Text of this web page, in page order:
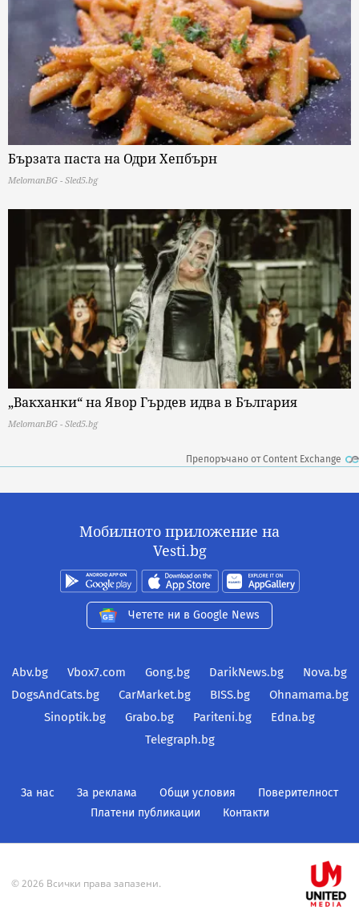
Бързата паста на Одри Хепбърн
MelomanBG - Sled5.bg
„Вакханки“ на Явор Гърдев идва в България
MelomanBG - Sled5.bg
Препоръчано от Content Exchange
Мобилното приложение на
Vesti.bg
Четете ни в Google News
Abv.bg Vbox7.com Gong.bg DarikNews.bg
Nova.bg
DogsAndCats.bg
CarMarket.bg BISS.bg
Ohnamama.bg
Sinoptik.bg
Grabo.bg Pariteni.bg
Edna.bg
Telegraph.bg
За нас За реклама Общи условия
Поверителност
Платени публикации
Контакти
© 2026 Всички права запазени.